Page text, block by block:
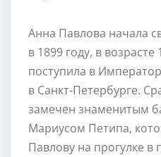
Анна Павлова начала
в 1899 году, в возрасте
поступила в
в Санкт-Петербурге.
замечен знаменитым
Мариусом Петипа,
Павлову на прогулке в